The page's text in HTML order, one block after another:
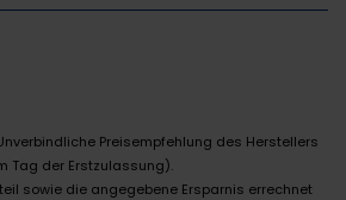
Preisempfehlung des Herstellers
Tag der Erstzulassung).
sowie die angegebene Ersparnis errechnet